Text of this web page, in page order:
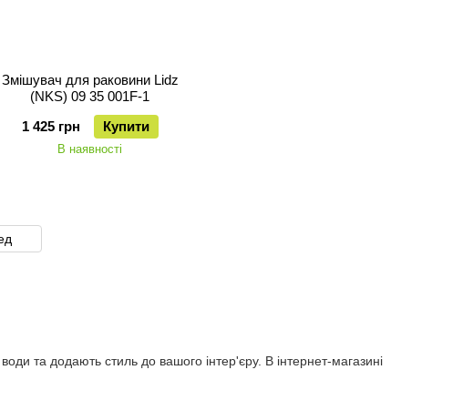
та додають стиль до вашого інтер'єру. В інтернет-магазині
Змішувач для раковини Lidz
(NKS) 09 35 001F-1
1 425 грн
Купити
В наявності